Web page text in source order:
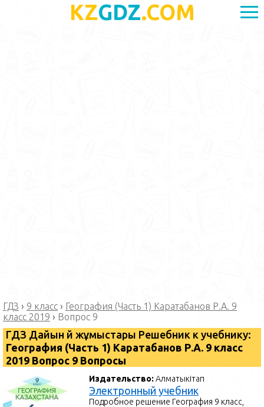
KZGDZ.COM
ГДЗ › 9 класс › География (Часть 1) Каратабанов Р.А. 9
класс 2019 › Вопрос 9
ГДЗ Дайын үй жұмыстары Решебник к учебнику:
География (Часть 1) Каратабанов Р.А. 9 класс
2019 Вопрос 9 Вопросы
Издательство:Алматыкітап
Электронный учебник
Подробное решение География 9 класс,